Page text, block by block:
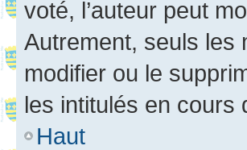
voté, l’auteur peut
Autrement, seuls les
modifier ou le
les intitulés en cours
Haut